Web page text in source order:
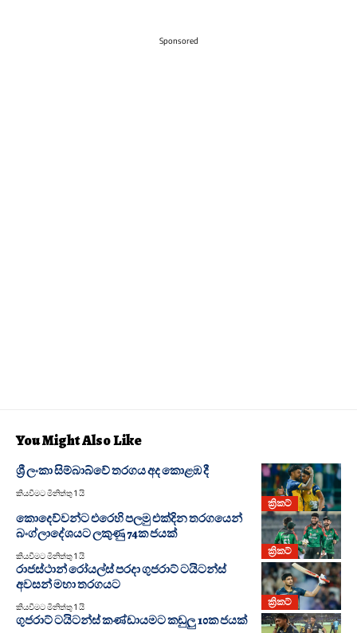
Sponsored
You Might Also Like
ක්‍රිකට්
ශ්‍රී ලංකා සිම්බාබ්වේ තරගය අද කොළඹ දී
කියවීමට මිනිත්තු 1 යි
ක්‍රිකට්
කොදෙව්වන්ට එරෙහි පලමු එක්දින තරගයෙන්
බංග්ලාදේශයට ලකුණු 74ක ජයක්
කියවීමට මිනිත්තු 1 යි
ක්‍රිකට්
රාජස්ථාන් රෝයල්ස් පරදා ගුජරාට් ටයිටන්ස්
අවසන් මහා තරගයට
කියවීමට මිනිත්තු 1 යි
ගුජරාට් ටයිටන්ස් කණ්ඩායමට කඩුලු 10ක ජයක්